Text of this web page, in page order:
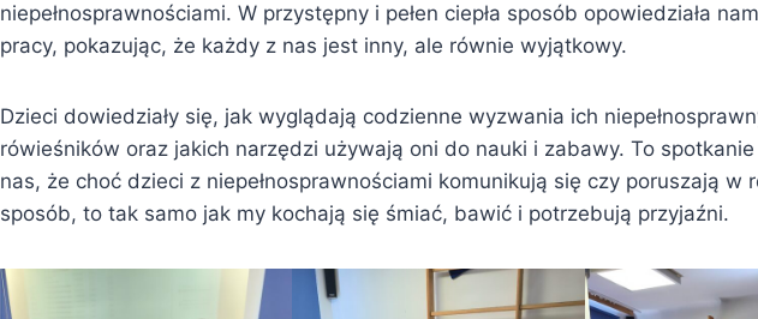
niepełnosprawnościami. W przystępny i pełen ciepła sposób opowiedziała
pracy, pokazując, że każdy z nas jest inny, ale równie wyjątkowy.
Dzieci dowiedziały się, jak wyglądają codzienne wyzwania ich
rówieśników oraz jakich narzędzi używają oni do nauki i zabawy. To spotkanie
nas, że choć dzieci z niepełnosprawnościami komunikują się czy poruszają w
sposób, to tak samo jak my kochają się śmiać, bawić i potrzebują przyjaźni.